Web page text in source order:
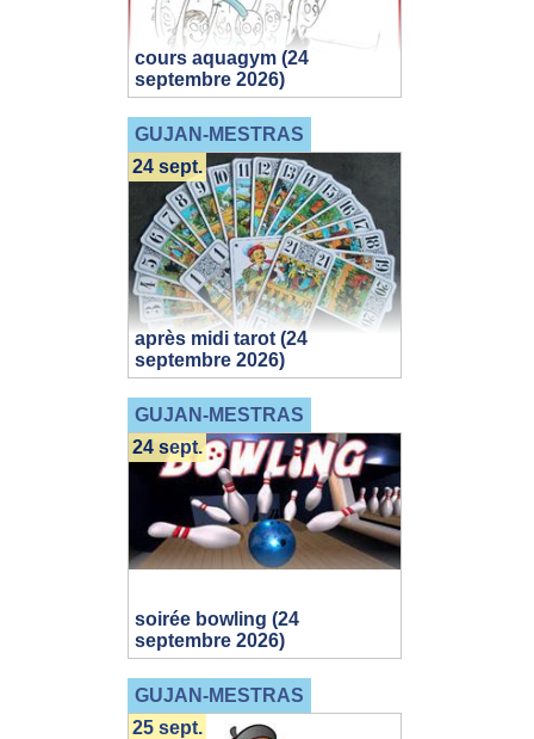
cours aquagym (24
septembre 2026)
GUJAN-MESTRAS
après midi tarot (24
septembre 2026)
24 sept.
GUJAN-MESTRAS
soirée bowling (24
septembre 2026)
24 sept.
GUJAN-MESTRAS
25 sept.